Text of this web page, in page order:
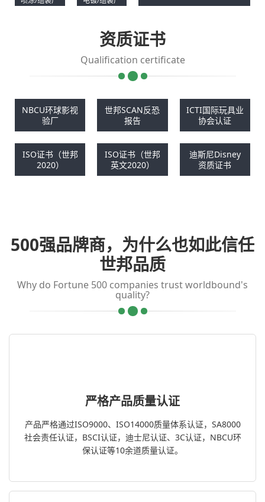
资质证书
Qualification certificate
NBCU环球影视
验厂
世邦SCAN反恐
报告
ICTI国际玩具业
协会认证
ISO证书（世邦
2020）
ISO证书（世邦
英文2020）
迪斯尼Disney
资质证书
500强品牌商，为什么也如此信任
世邦品质
Why do Fortune 500 companies trust worldbound's
quality?
严格产品质量认证
产品严格通过ISO9000、ISO14000质量体系认证，SA8000
社会责任认证，BSCI认证，迪士尼认证、3C认证，NBCU环
保认证等10余道质量认证。